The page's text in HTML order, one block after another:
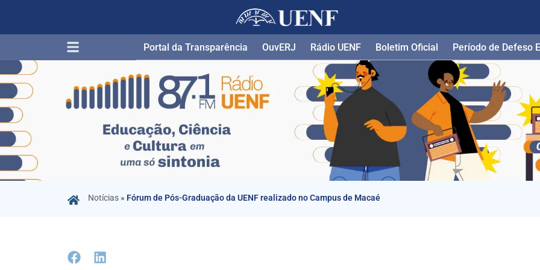
Portal da Transparência​ OuvERJ Rádio UENF Boletim Oficial Período de Defeso
Notícias » Fórum de Pós-Graduação da UENF realizado no Campus de Macaé